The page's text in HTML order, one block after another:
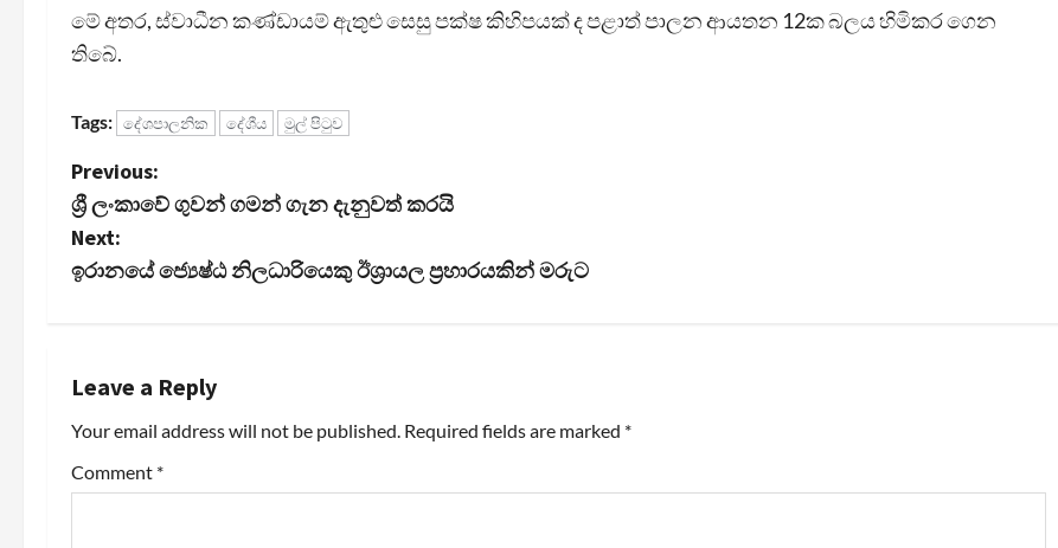
මේ අතර, ස්වාධීන කණ්ඩායම් ඇතුළු සෙසු පක්ෂ කිහිපයක් ද පළාත් පාලන ආයතන 12ක බලය හිමිකර ගෙන
තිබේ.
Tags: දේශපාලනික දේශීය මුල් පිටුව
P
o
s
n
a
v
Previous:
ශ්‍රී ලංකාවේ ගුවන් ගමන් ගැන දැනුවත් කරයි
Next:
ඉරානයේ ජ්‍යෙෂ්ඨ නිලධාරියෙකු ඊශ්‍රායල ප්‍රහාරයකින් මරුට
Leave a Reply
Your email address will not be published. Required fields are marked *
Comment *